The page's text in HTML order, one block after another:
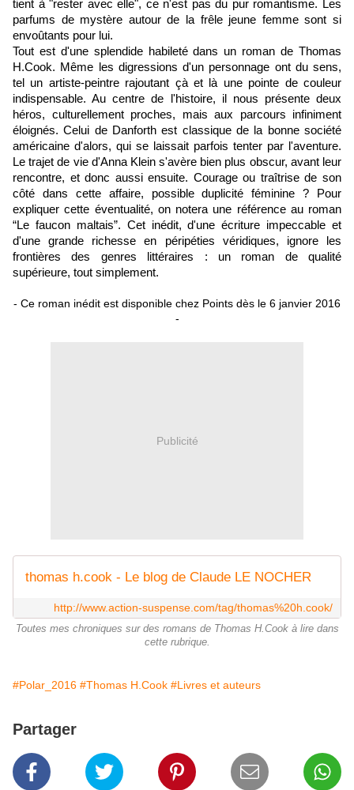
tient à "rester avec elle", ce n'est pas du pur romantisme. Les
parfums de mystère autour de la frêle jeune femme sont si
envoûtants pour lui.
Tout est d'une splendide habileté dans un roman de Thomas
H.Cook. Même les digressions d'un personnage ont du sens,
tel un artiste-peintre rajoutant çà et là une pointe de couleur
indispensable. Au centre de l'histoire, il nous présente deux
héros, culturellement proches, mais aux parcours infiniment
éloignés. Celui de Danforth est classique de la bonne société
américaine d'alors, qui se laissait parfois tenter par l'aventure.
Le trajet de vie d'Anna Klein s'avère bien plus obscur, avant leur
rencontre, et donc aussi ensuite. Courage ou traîtrise de son
côté dans cette affaire, possible duplicité féminine ? Pour
expliquer cette éventualité, on notera une référence au roman
“Le faucon maltais”. Cet inédit, d'une écriture impeccable et
d'une grande richesse en péripéties véridiques, ignore les
frontières des genres littéraires : un roman de qualité
supérieure, tout simplement.
- Ce roman inédit est disponible chez Points dès le 6 janvier 2016
-
Publicité
thomas h.cook - Le blog de Claude LE NOCHER
http://www.action-suspense.com/tag/thomas%20h.cook/
Toutes mes chroniques sur des romans de Thomas H.Cook à lire dans
cette rubrique.
#Polar_2016 #Thomas H.Cook #Livres et auteurs
Partager